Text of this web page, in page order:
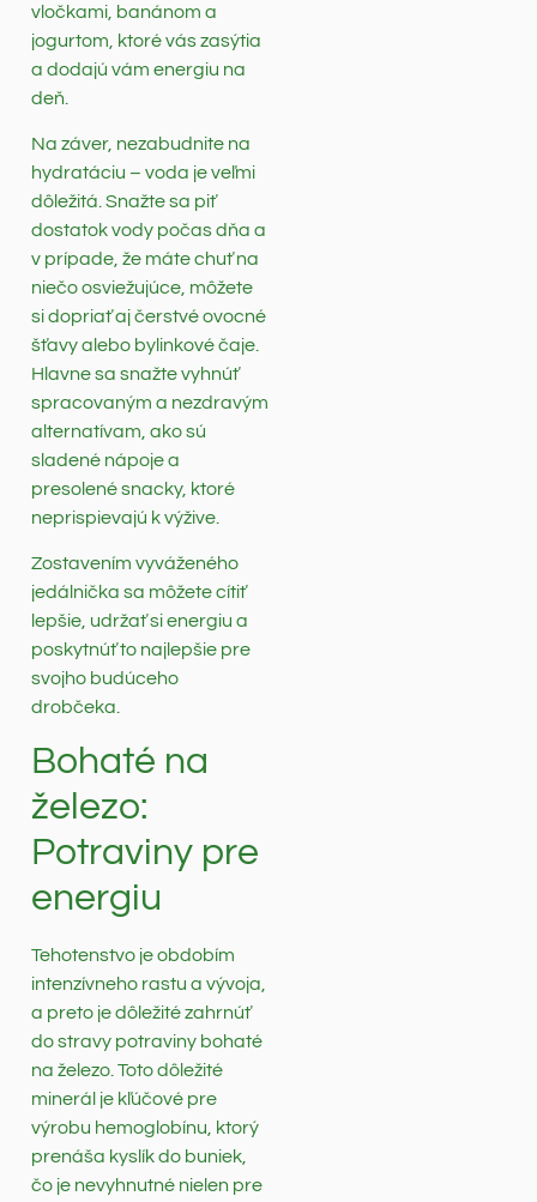
vločkami, banánom a
jogurtom, ktoré vás zasýtia
a dodajú vám energiu na
deň.
Na záver, nezabudnite na
hydratáciu – voda je veľmi
dôležitá. Snažte sa piť
dostatok vody počas dňa a
v prípade, že máte chuť na
niečo osviežujúce, môžete
si dopriať aj čerstvé ovocné
šťavy alebo bylinkové čaje.
Hlavne sa snažte vyhnúť
spracovaným a nezdravým
alternatívam, ako sú
sladené nápoje a
presolené snacky, ktoré
neprispievajú k výžive.
Zostavením vyváženého
jedálnička sa môžete cítiť
lepšie, udržať si energiu a
poskytnúť to najlepšie pre
svojho budúceho
drobčeka.
Bohaté na
železo:
Potraviny pre
energiu
Tehotenstvo je obdobím
intenzívneho rastu a vývoja,
a preto je dôležité zahrnúť
do stravy potraviny bohaté
na železo. Toto dôležité
minerál je kľúčové pre
výrobu hemoglobínu, ktorý
prenáša kyslík do buniek,
čo je nevyhnutné nielen pre